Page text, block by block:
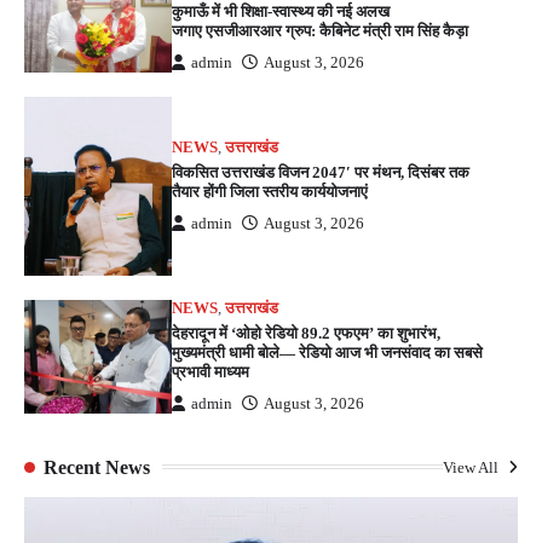
कुमाऊँ में भी शिक्षा-स्वास्थ्य की नई अलख
जगाए एसजीआरआर ग्रुप: कैबिनेट मंत्री राम सिंह कैड़ा
admin August 3, 2026
NEWS ,उत्तराखंड
विकसित उत्तराखंड विजन 2047′ पर मंथन, दिसंबर तक
तैयार होंगी जिला स्तरीय कार्ययोजनाएं
admin August 3, 2026
NEWS ,उत्तराखंड
देहरादून में ‘ओहो रेडियो 89.2 एफएम’ का शुभारंभ,
मुख्यमंत्री धामी बोले— रेडियो आज भी जनसंवाद का सबसे
प्रभावी माध्यम
admin August 3, 2026
Recent News View All